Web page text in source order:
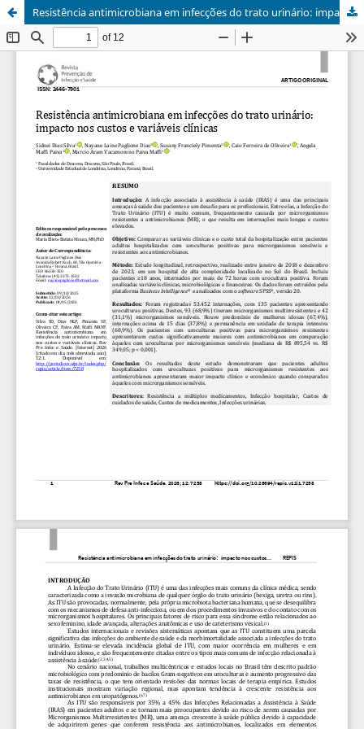
Resistência antimicrobiana em infecções do trato urinário: impacto nos custos e variáveis clínicas